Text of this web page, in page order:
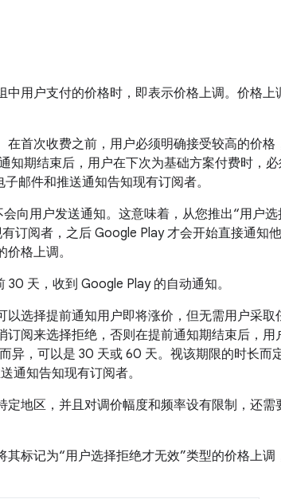
中用户支付的价格时，即表示价格上调。价格上
在首次收费之前，用户必须明确接受较高的价格
知期结束后，用户在下次为基础方案付费时，
邮件和推送通知告知现有订阅者。
向用户发送通知。这意味着，从您推出“用户
订阅者，之后 Google Play 才会开始直接通知
格上调。
天，收到 Google Play 的自动通知。
选择提前通知用户即将涨价，但无需用户采取
订阅来选择拒绝 ，否则在提前通知期结束后，
异，可以是 30 天或 60 天。视该期限的时长而
通知告知现有订阅者。
地区，并且对调价幅度和频率设有限制，还需
标记为“用户选择拒绝才无效”类型的价格上调